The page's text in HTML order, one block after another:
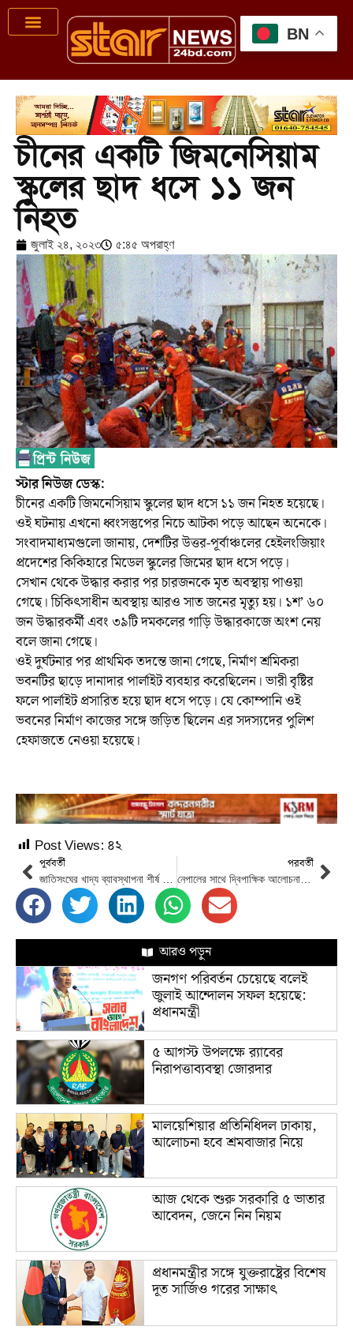
চীনের একটি জিমনেসিয়াম
স্কুলের ছাদ ধসে ১১ জন
নিহত
জুলাই ২৪, ২০২৩ ৫:৪৫ অপরাহ্ণ
স্টার নিউজ ডেস্ক:
চীনের একটি জিমনেসিয়াম স্কুলের ছাদ ধসে ১১ জন নিহত হয়েছে।
ওই ঘটনায় এখনো ধ্বংসস্তুপের নিচে আটকা পড়ে আছেন অনেকে।
সংবাদমাধ্যমগুলো জানায়, দেশটির উত্তর-পূর্বাঞ্চলের হেইলংজিয়াং
প্রদেশের কিকিহারে মিডেল স্কুলের জিমের ছাদ ধসে পড়ে।
সেখান থেকে উদ্ধার করার পর চারজনকে মৃত অবস্থায় পাওয়া
গেছে। চিকিৎসাধীন অবস্থায় আরও সাত জনের মৃত্যু হয়। ১শ’ ৬০
জন উদ্ধারকর্মী এবং ৩৯টি দমকলের গাড়ি উদ্ধারকাজে অংশ নেয়
বলে জানা গেছে।
ওই দুর্ঘটনার পর প্রাথমিক তদন্তে জানা গেছে, নির্মাণ শ্রমিকরা
ভবনটির ছাড়ে দানাদার পার্লাইট ব্যবহার করেছিলেন। ভারী বৃষ্টির
ফলে পার্লাইট প্রসারিত হয়ে ছাদ ধসে পড়ে। যে কোম্পানি ওই
ভবনের নির্মাণ কাজের সঙ্গে জড়িত ছিলেন এর সদস্যদের পুলিশ
হেফাজতে নেওয়া হয়েছে।
Post Views: ৪২
পূর্ববর্তী পরবর্তী
নেপালের সাথে দ্বিপাক্ষিক আলোচনায় পায়রা বন্দর ব্যবহারের প্রস্তাব বাংলাদেশের প্রধানমন্ত্রীর
আরও পড়ুন
জনগণ পরিবর্তন চেয়েছে বলেই
জুলাই আন্দোলন সফল হয়েছে:
প্রধানমন্ত্রী
৫ আগস্ট উপলক্ষে র‌্যাবের
নিরাপত্তাব্যবস্থা জোরদার
মালয়েশিয়ার প্রতিনিধিদল ঢাকায়,
আলোচনা হবে শ্রমবাজার নিয়ে
আজ থেকে শুরু সরকারি ৫ ভাতার
আবেদন, জেনে নিন নিয়ম
প্রধানমন্ত্রীর সঙ্গে যুক্তরাষ্ট্রের বিশেষ
দূত সার্জিও গরের সাক্ষাৎ
BN